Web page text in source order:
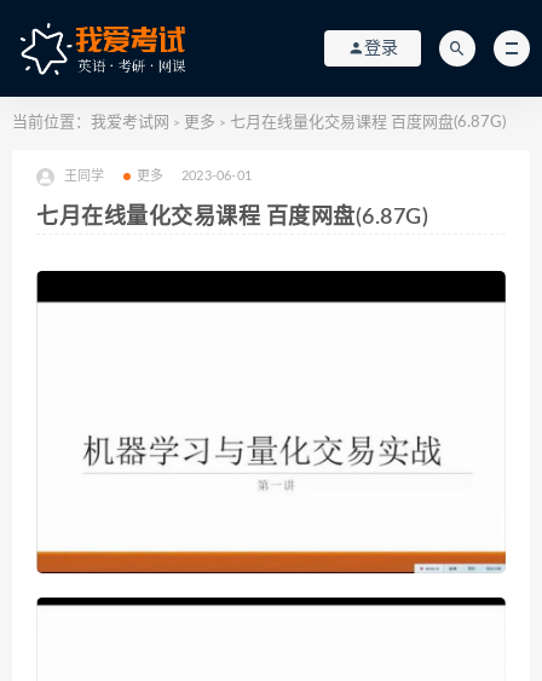
登录
当前位置： 我爱考试网 > 更多 > 七月在线量化交易课程 百度网盘(6.87G)
王同学 更多 2023-06-01
七月在线量化交易课程 百度网盘(6.87G)